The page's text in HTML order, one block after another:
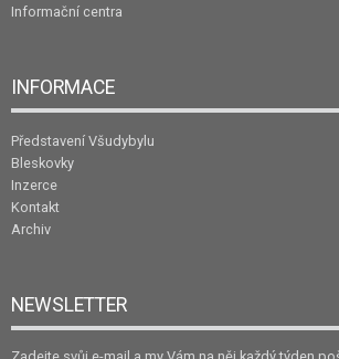
Informační centra
INFORMACE
Představení Všudybylu
Bleskovky
Inzerce
Kontakt
Archiv
NEWSLETTER